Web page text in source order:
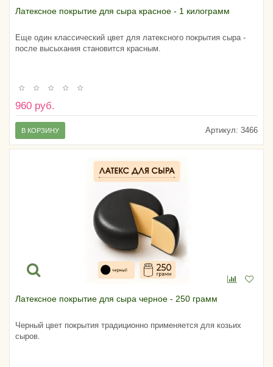
Латексное покрытие для сыра красное - 1 килограмм
Еще один классический цвет для латексного покрытия сыра -
после высыхания становится красным.
960 руб.
Артикул: 3466
В КОРЗИНУ
Латексное покрытие для сыра черное - 250 грамм
Черный цвет покрытия традиционно применяется для козьих
сыров.